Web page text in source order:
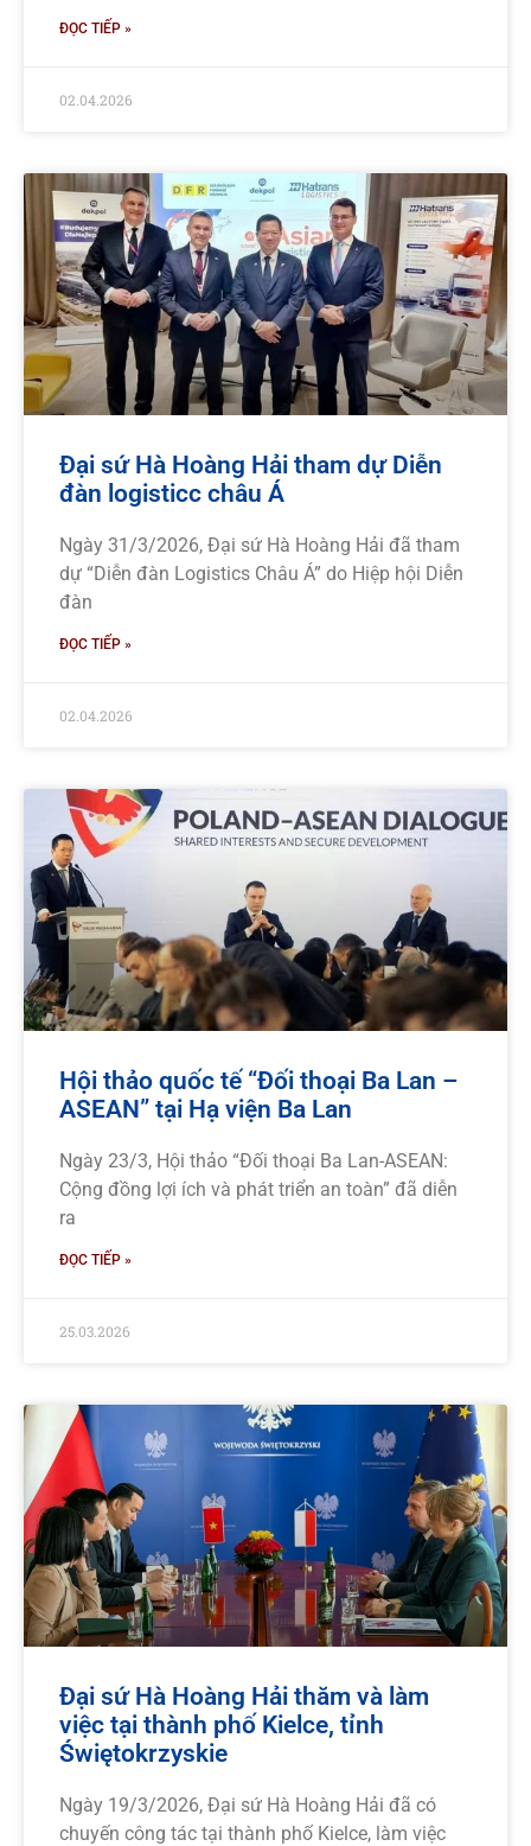
ĐỌC TIẾP »
02.04.2026
Đại sứ Hà Hoàng Hải tham dự Diễn
đàn logisticc châu Á
Ngày 31/3/2026, Đại sứ Hà Hoàng Hải đã tham
dự “Diễn đàn Logistics Châu Á” do Hiệp hội Diễn
đàn
ĐỌC TIẾP »
02.04.2026
Hội thảo quốc tế “Đối thoại Ba Lan –
ASEAN” tại Hạ viện Ba Lan
Ngày 23/3, Hội thảo “Đối thoại Ba Lan-ASEAN:
Cộng đồng lợi ích và phát triển an toàn” đã diễn
ra
ĐỌC TIẾP »
25.03.2026
Đại sứ Hà Hoàng Hải thăm và làm
việc tại thành phố Kielce, tỉnh
Świętokrzyskie
Ngày 19/3/2026, Đại sứ Hà Hoàng Hải đã có
chuyến công tác tại thành phố Kielce, làm việc